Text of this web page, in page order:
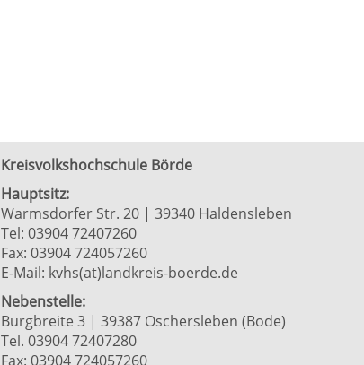
Kreisvolkshochschule Börde
Hauptsitz:
Warmsdorfer Str. 20 | 39340 Haldensleben
Tel: 03904 72407260
Fax: 03904 724057260
E-Mail: kvhs(at)landkreis-boerde.de
Nebenstelle:
Burgbreite 3 | 39387 Oschersleben (Bode)
Tel. 03904 72407280
Fax: 03904 724057260